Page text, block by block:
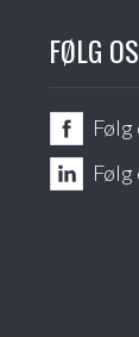
FØLG
Følg
Følg